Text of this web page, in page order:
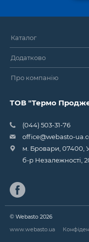
Каталог
Додатково
Про компанію
ТОВ "Термо
(044) 503-31-76
office@webasto-
м. Бровари, 07400,
б-р Незалежності,
© Webasto 2026
www.webasto.ua